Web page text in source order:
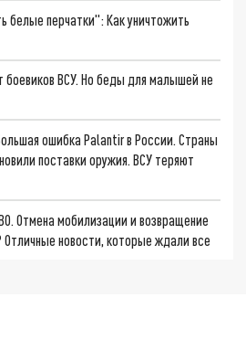
белые перчатки": Как уничтожить
боевиков ВСУ. Но беды для малышей не
ошибка Palantir в России. Страны
поставки оружия. ВСУ теряют
Отмена мобилизации и возвращение
новости, которые ждали все